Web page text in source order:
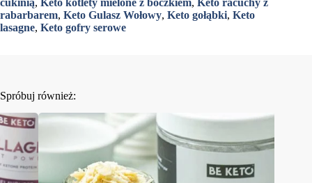
cukinią, Keto kotlety mielone z boczkiem, Keto racuchy z
rabarbarem, Keto Gulasz Wołowy, Keto gołąbki, Keto
lasagne, Keto gofry serowe
Spróbuj również: